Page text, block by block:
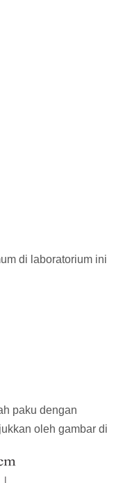
di laboratorium ini
paku dengan
oleh gambar di